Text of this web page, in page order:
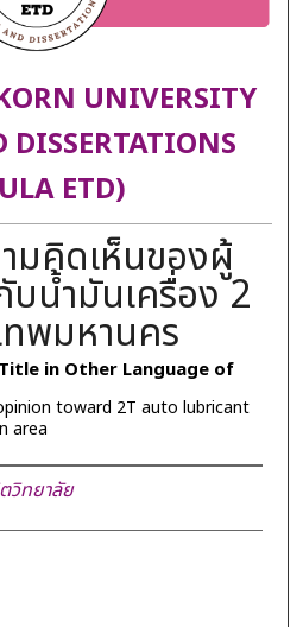
UNIVERSITY
DISSERTATIONS
ETD)
มคิดเห็นของผู้
บน้ำมันเครื่อง 2
ทพมหานคร
in Other Language of
toward 2T auto lubricant
area
ทยาลัย